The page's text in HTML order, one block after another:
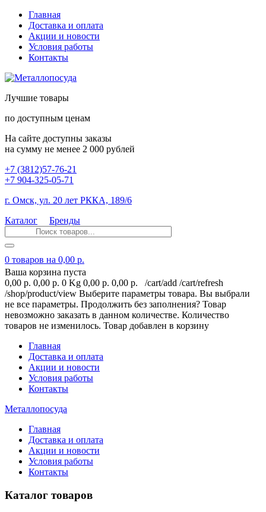
Главная
Доставка и оплата
Акции и новости
Условия работы
Контакты
Лучшие товары
по доступным ценам
На сайте доступны заказы
на сумму не менее 2 000 рублей
+7 (3812)57-76-21
+7 904-325-05-71
г. Омск, ул. 20 лет РККА, 189/6
Каталог
Бренды
0 товаров на 0,00 р.
Ваша корзина пуста
0,00 р. 0,00 р. 0 Kg 0,00 р. 0,00 р. /cart/add /cart/refresh
/shop/product/view Выберите параметры товара. Вы выбрали
не все параметры. Продолжить без заполнения? Товар
невозможно заказать в данном количестве. Количество
товаров не изменилось. Товар добавлен в корзину
Главная
Доставка и оплата
Акции и новости
Условия работы
Контакты
Металлопосуда
Главная
Доставка и оплата
Акции и новости
Условия работы
Контакты
Каталог товаров